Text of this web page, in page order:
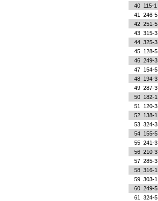
40 115-1
41
246-5
42 251-5
43 315-3
44 325-3
45 128-5
46 249-3
47 154-5
48 194-3
49 287-3
50 182-1
51
120-3
52 138-1
53 324-3
54 155-5
55 241-3
56 210-3
57 285-3
58 316-1
59 303-1
60 249-5
61
324-5